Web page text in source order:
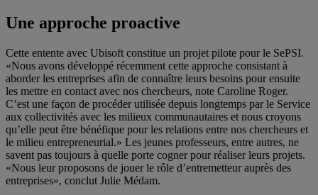
Une approche proactive
Cette entente avec Ubisoft constitue un projet pilote pour le SePSI.
«Nous avons développé récemment cette approche consistant à
aborder les entreprises afin de connaître leurs besoins pour ensuite
les mettre en contact avec nos chercheurs, note Caroline Roger.
C’est une façon de procéder utilisée depuis longtemps par le Service
aux collectivités avec les milieux communautaires et nous croyons
qu’elle peut être bénéfique pour les relations entre nos chercheurs et
le milieu entrepreneurial.» Les jeunes professeurs, entre autres, ne
savent pas toujours à quelle porte cogner pour réaliser leurs projets.
«Nous leur proposons de jouer le rôle d’entremetteur auprès des
entreprises», conclut Julie Médam.